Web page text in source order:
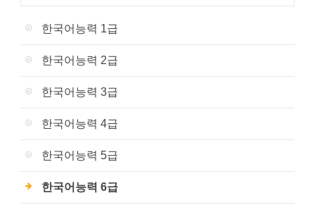
한국어능력 1급
한국어능력 2급
한국어능력 3급
한국어능력 4급
한국어능력 5급
한국어능력 6급